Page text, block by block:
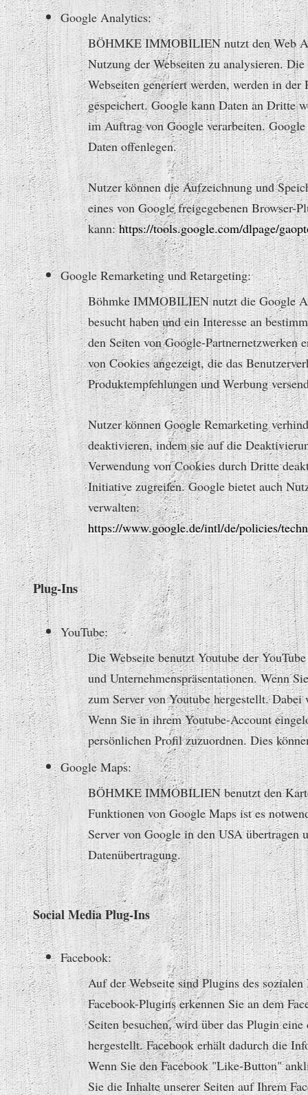
Google Analytics:
BÖHMKE IMMOBILIEN nutzt den Web
Nutzung der Webseiten zu analysieren.
Webseiten generiert werden, werden in
gespeichert. Google kann Daten an Dritte
im Auftrag von Google verarbeiten.
Daten offenlegen.
Nutzer können die Aufzeichnung und
eines von Google freigegebenen Browser-
kann: https://tools.google.com/dlpage/
Google Remarketing und Retargeting:
Böhmke IMMOBILIEN nutzt die Google
besucht haben und ein Interesse an
den Seiten von Google-Partnernetzwerken
von Cookies angezeigt, die das
Produktempfehlungen und Werbung
Nutzer können Google Remarketing
deaktivieren, indem sie auf die
Verwendung von Cookies durch Dritte
Initiative zugreifen. Google bietet auch
verwalten:
https://www.google.de/intl/de/policies/
Plug-Ins
YouTube:
Die Webseite benutzt Youtube der
und Unternehmenspräsentationen. Wenn
zum Server von Youtube hergestellt.
Wenn Sie in ihrem Youtube-Account
persönlichen Profil zuzuordnen. Dies
Google Maps:
BÖHMKE IMMOBILIEN benutzt den
Funktionen von Google Maps ist es
Server von Google in den USA
Datenübertragung.
Social Media Plug-Ins
Facebook:
Auf der Webseite sind Plugins des
Facebook-Plugins erkennen Sie an dem
Seiten besuchen, wird über das Plugin
hergestellt. Facebook erhält dadurch die
Wenn Sie den Facebook "Like-Button"
Sie die Inhalte unserer Seiten auf Ihrem